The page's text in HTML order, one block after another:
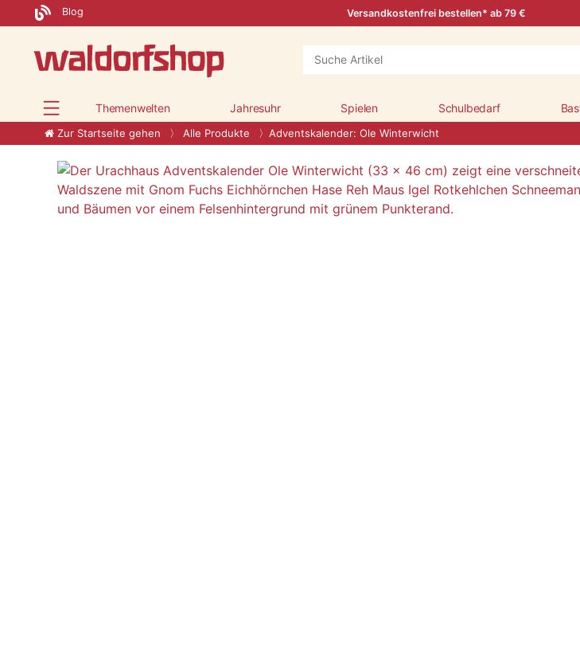
Blog Versandkostenfrei bestellen* ab 79 €
Themenwelten Jahresuhr Spielen Schulbedarf
Zur Startseite gehen Alle Produkte Adventskalender: Ole Winterwicht